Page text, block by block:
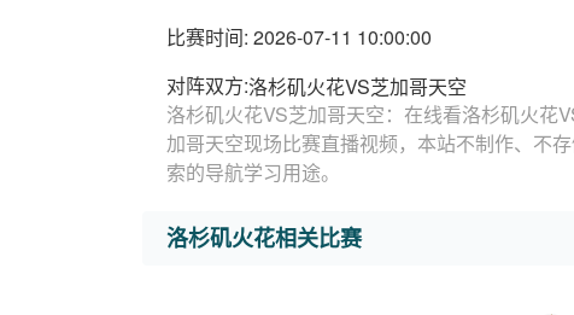
比赛时间: 2026-07-11 10:00:00
对阵双方:洛杉矶火花VS芝加哥天空
洛杉矶火花VS芝加哥天空：在线看洛杉矶火花
加哥天空现场比赛直播视频，本站不制作、不
索的导航学习用途。
洛杉矶火花相关比赛